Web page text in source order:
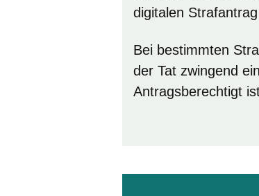
digitalen
Bei bestimmten
der Tat zwingend
Antragsberechtigt